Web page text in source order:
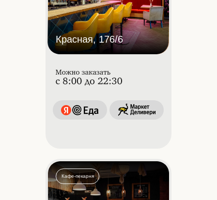
Красная, 176/6
Кафе-пекарня